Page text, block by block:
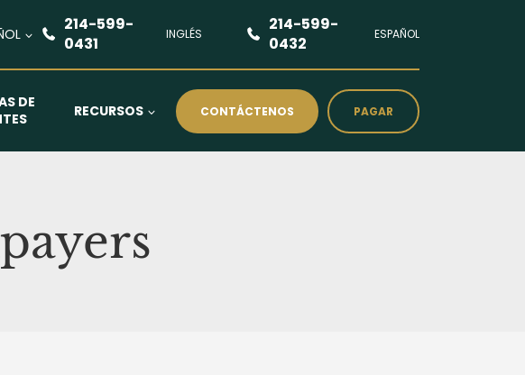
214-599-
0431
INGLÉS
214-599-
0432
ESPAÑOL
DE
RECURSOS CONTÁCTENOS PAGAR